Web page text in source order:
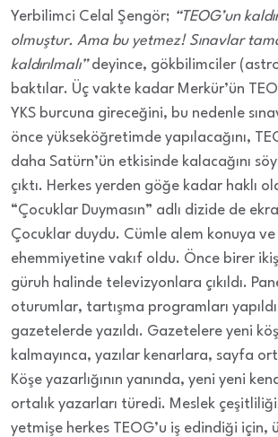
Yerbilimci Celal Şengör; “TEOG’un
olmuştur. Ama bu yetmez! Sınavlar
kaldırılmalı”deyince, gökbilimciler
baktılar. Üç vakte kadar Merkür’ün
YKS burcuna gireceğini, bu nedenle
önce yükseköğretimde yapılacağını,
daha Satürn’ün etkisinde kalacağını
çıktı. Herkes yerden göğe kadar haklı
“Çocuklar Duymasın” adlı dizide de
Çocuklar duydu. Cümle alem konuya ve
ehemmiyetine vakıf oldu. Önce birer
güruh halinde televizyonlara çıkıldı.
oturumlar, tartışma programları
gazetelerde yazıldı. Gazetelere yeni
kalmayınca, yazılar kenarlara, sayfa
Köşe yazarlığının yanında, yeni yeni
ortalık yazarları türedi. Meslek
yetmişe herkes TEOG’u iş edindiği için,